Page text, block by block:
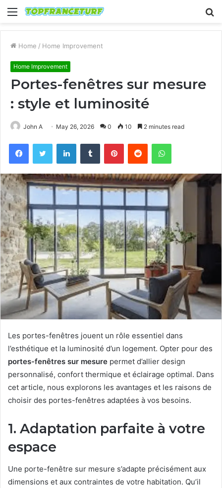
Menu
Home / Home Improvement
Home Improvement
Portes-fenêtres sur mesure
: style et luminosité
John A May 26, 2026 0 10 2 minutes read
FacebookTwitter LinkedInTumblr PinterestReddit WhatsApp
Les portes-fenêtres jouent un rôle essentiel dans
l’esthétique et la luminosité d’un logement. Opter pour des
portes-fenêtres sur mesure permet d’allier design
personnalisé, confort thermique et éclairage optimal. Dans
cet article, nous explorons les avantages et les raisons de
choisir des portes-fenêtres adaptées à vos besoins.
1. Adaptation parfaite à votre
espace
Une porte-fenêtre sur mesure s’adapte précisément aux
dimensions et aux contraintes de votre habitation. Qu’il